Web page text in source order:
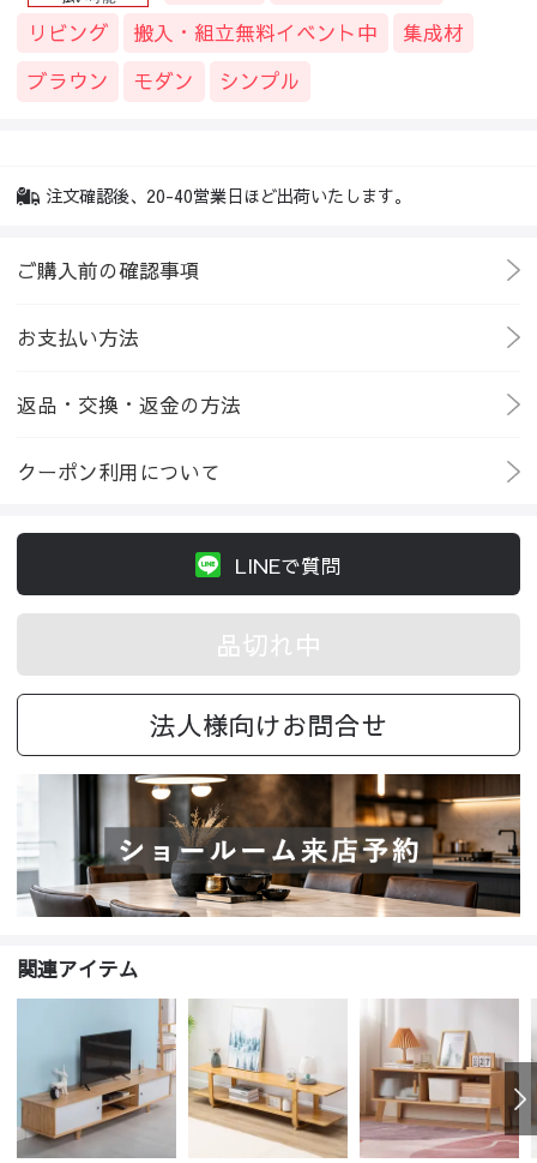
リビング
搬入・組立無料イベント中
集成材
ブラウン
モダン シンプル
注文確認後、20-40営業日ほど出荷いたします。
ご購入前の確認事項
お支払い方法
返品・交換・返金の方法
クーポン利用について
LINEで質問
品切れ中
法人様向けお問合せ
関連アイテム